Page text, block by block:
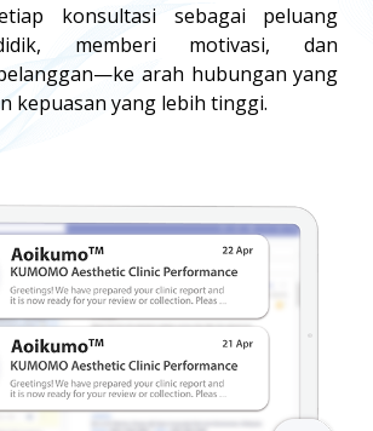
konsultasi sebagai peluang
memberi motivasi, dan
arah hubungan yang
kepuasan yang lebih tinggi.